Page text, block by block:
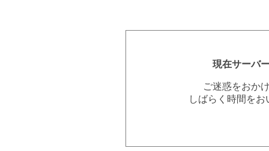
現在サーバ
ご迷惑をおか
しばらく時間を